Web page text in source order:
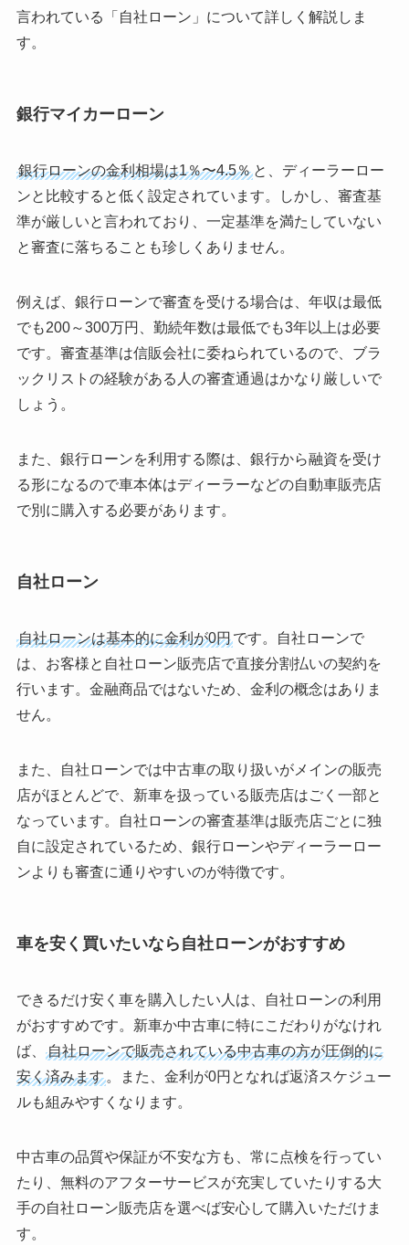
言われている「自社ローン」について詳しく解説しま
す。
銀行マイカーローン
銀行ローンの金利相場は1％〜4.5％と、ディーラーロー
ンと比較すると低く設定されています。しかし、審査基
準が厳しいと言われており、一定基準を満たしていない
と審査に落ちることも珍しくありません。
例えば、銀行ローンで審査を受ける場合は、年収は最低
でも200～300万円、勤続年数は最低でも3年以上は必要
です。審査基準は信販会社に委ねられているので、ブラ
ックリストの経験がある人の審査通過はかなり厳しいで
しょう。
また、銀行ローンを利用する際は、銀行から融資を受け
る形になるので車本体はディーラーなどの自動車販売店
で別に購入する必要があります。
自社ローン
自社ローンは基本的に金利が0円です。自社ローンで
は、お客様と自社ローン販売店で直接分割払いの契約を
行います。金融商品ではないため、金利の概念はありま
せん。
また、自社ローンでは中古車の取り扱いがメインの販売
店がほとんどで、新車を扱っている販売店はごく一部と
なっています。自社ローンの審査基準は販売店ごとに独
自に設定されているため、銀行ローンやディーラーロー
ンよりも審査に通りやすいのが特徴です。
車を安く買いたいなら自社ローンがおすすめ
できるだけ安く車を購入したい人は、自社ローンの利用
がおすすめです。新車か中古車に特にこだわりがなけれ
ば、
自社ローンで販売されている中古車の方が圧倒的に
安く済みます。また、金利が0円となれば返済スケジュー
ルも組みやすくなります。
中古車の品質や保証が不安な方も、常に点検を行ってい
たり、無料のアフターサービスが充実していたりする大
手の自社ローン販売店を選べば安心して購入いただけま
す。